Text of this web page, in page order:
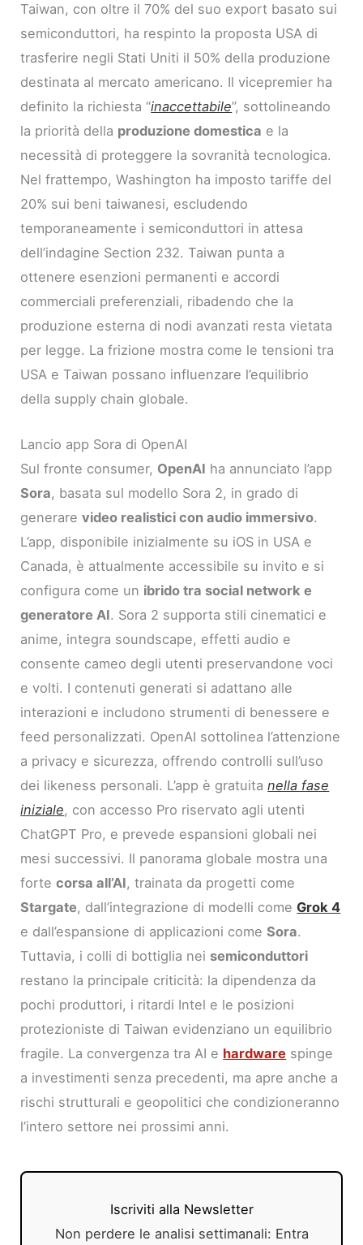
Taiwan, con oltre il 70% del suo export basato sui
semiconduttori, ha respinto la proposta USA di
trasferire negli Stati Uniti il 50% della produzione
destinata al mercato americano. Il vicepremier ha
definito la richiesta “inaccettabile”, sottolineando
la priorità della produzione domestica e la
necessità di proteggere la sovranità tecnologica.
Nel frattempo, Washington ha imposto tariffe del
20% sui beni taiwanesi, escludendo
temporaneamente i semiconduttori in attesa
dell’indagine Section 232. Taiwan punta a
ottenere esenzioni permanenti e accordi
commerciali preferenziali, ribadendo che la
produzione esterna di nodi avanzati resta vietata
per legge. La frizione mostra come le tensioni tra
USA e Taiwan possano influenzare l’equilibrio
della supply chain globale.
Lancio app Sora di OpenAI
Sul fronte consumer, OpenAI ha annunciato l’app
Sora, basata sul modello Sora 2, in grado di
generarevideo realistici con audio immersivo.
L’app, disponibile inizialmente su iOS in USA e
Canada, è attualmente accessibile su invito e si
configura come un ibrido tra social network e
generatore AI. Sora 2 supporta stili cinematici e
anime, integra soundscape, effetti audio e
consente cameo degli utenti preservandone voci
e volti. I contenuti generati si adattano alle
interazioni e includono strumenti di benessere e
feed personalizzati. OpenAI sottolinea l’attenzione
a privacy e sicurezza, offrendo controlli sull’uso
dei likeness personali. L’app è gratuitanella fase
iniziale, con accesso Pro riservato agli utenti
ChatGPT Pro, e prevede espansioni globali nei
mesi successivi. Il panorama globale mostra una
fortecorsa all’AI, trainata da progetti come
Stargate, dall’integrazione di modelli comeGrok 4
e dall’espansione di applicazioni comeSora.
Tuttavia, i colli di bottiglia nei semiconduttori
restano la principale criticità: la dipendenza da
pochi produttori, i ritardi Intel e le posizioni
protezioniste di Taiwan evidenziano un equilibrio
fragile. La convergenza tra AI e hardware spinge
a investimenti senza precedenti, ma apre anche a
rischi strutturali e geopolitici che condizioneranno
l’intero settore nei prossimi anni.
Iscriviti alla Newsletter
Non perdere le analisi settimanali: Entra